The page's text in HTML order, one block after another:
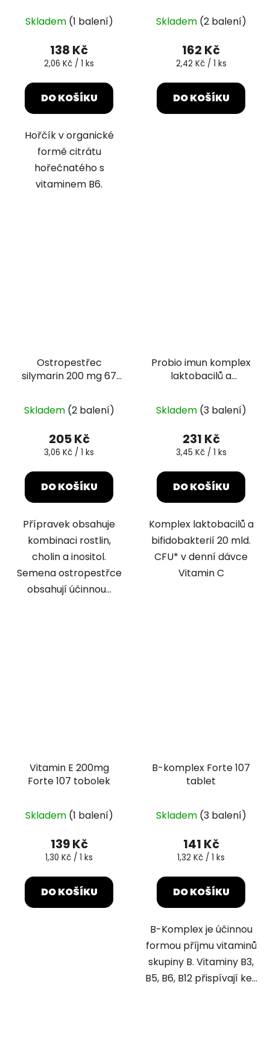
hodnocení
produktu
je
z
Skladem (1 balení)
138 Kč
Měrná
2,06 Kč / 1 ks
DO KOŠÍKU
Hořčík v organické
formě citrátu
hořečnatého s
vitaminem B6.
Skladem (2 balení)
162 Kč
Měrná
2,42 Kč / 1 ks
DO KOŠÍKU
Ostropestřec
silymarin 200 mg 67
Skladem (2 balení)
205 Kč
Měrná
3,06 Kč / 1 ks
DO KOŠÍKU
Přípravek obsahuje
kombinaci rostlin,
cholin a inositol.
Semena ostropestřce
obsahují účinnou...
Probio imun komplex
laktobacilů a
kapslí
Skladem (3 balení)
231 Kč
Měrná
3,45 Kč / 1 ks
DO KOŠÍKU
Komplex laktobacilů a
bifidobakterií 20 mld.
CFU* v denní dávce
Vitamin C
Vitamin E 200mg
Forte 107 tobolek
Skladem (1 balení)
139 Kč
Měrná
1,30 Kč / 1 ks
DO KOŠÍKU
B-komplex Forte 107
tablet
Skladem (3 balení)
141 Kč
Měrná
1,32 Kč / 1 ks
DO KOŠÍKU
B-Komplex je účinnou
formou příjmu vitaminů
skupiny B. Vitaminy B3,
B5, B6, B12 přispívají ke...